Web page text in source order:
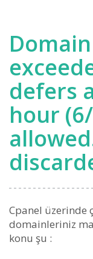
defers
hour
Cpanel üzerinde
domainleriniz
konu şu :